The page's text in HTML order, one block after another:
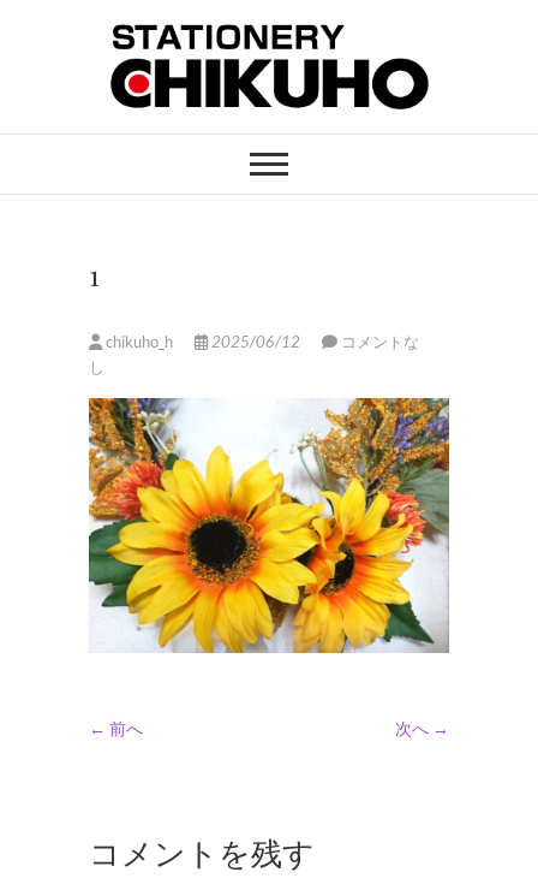
STATIONERY
CHIKUHO
1
chikuho_h 2025/06/12
コメントな
し
← 前へ 次へ →
コメントを残す